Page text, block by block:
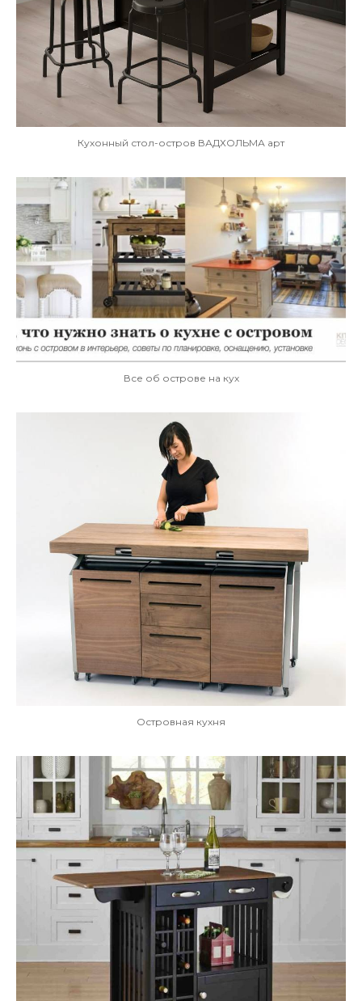
Кухонный стол-остров ВАДХОЛЬМА арт
Все об острове на кух
Островная кухня